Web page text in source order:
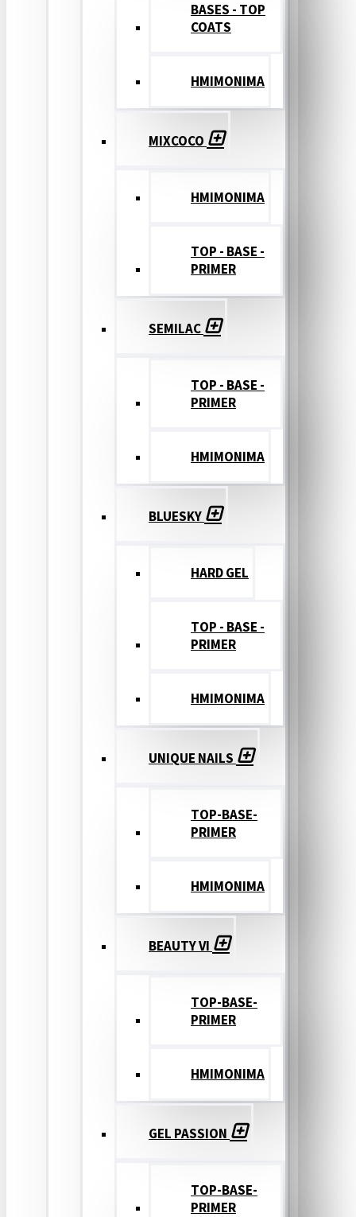
BASES - TOP
COATS
ΗΜΙΜΟΝΙΜΑ
MIXCOCO
HMIMONIMA
TOP - BASE -
PRIMER
SEMILAC
TOP - BASE -
PRIMER
ΗΜΙΜΟΝΙΜΑ
BLUESKY
HARD GEL
TOP - BASE -
PRIMER
ΗΜΙΜΟΝΙΜΑ
UNIQUE NAILS
TOP-BASE-
PRIMER
ΗΜΙΜΟΝΙΜΑ
BEAUTY VI
TOP-BASE-
PRIMER
ΗΜΙΜΟΝΙΜΑ
GEL PASSION
TOP-BASE-
PRIMER